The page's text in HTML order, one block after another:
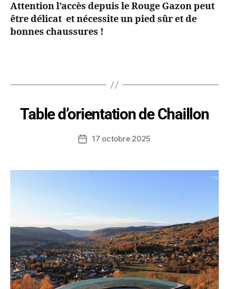
Attention l’accès depuis le Rouge Gazon peut
être délicat et nécessite un pied sûr et de
bonnes chaussures !
Table d’orientation de Chaillon
17 octobre 2025